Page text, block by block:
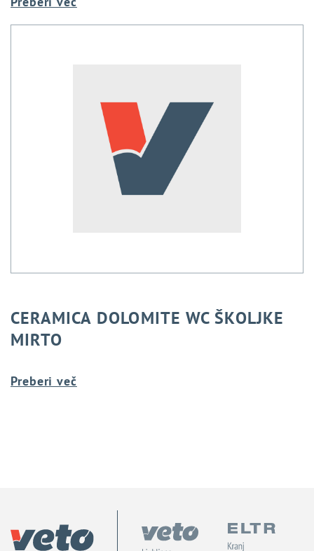
CERAMICA DOLOMITE WC ŠKOLJKE
MIRTO
Preberi več